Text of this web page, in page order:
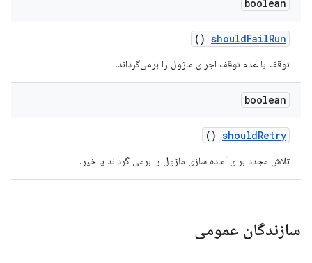
boolean
shouldFailRun
()
توقف یا عدم توقف اجرای ماژول را برمی‌گرداند.
boolean
shouldRetry
()
تلاش مجدد برای آماده سازی ماژول را برمی گرداند یا خیر.
سازندگان عمومی